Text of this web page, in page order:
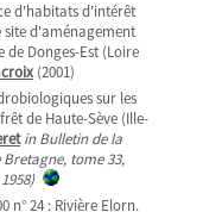
d'habitats d'intérêt
d'aménagement
Donges-Est (Loire
(2001)
sur les
de Haute-Sève (Ille-
in Bulletin de la
tome 33,
n° 24 : Rivière Elorn.